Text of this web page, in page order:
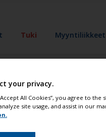
Tuki Myyntiliikkeet
nopeudella, joka
paljon kovettajaa
your privacy.
All Cookies”, you agree to
site usage, and assist in our